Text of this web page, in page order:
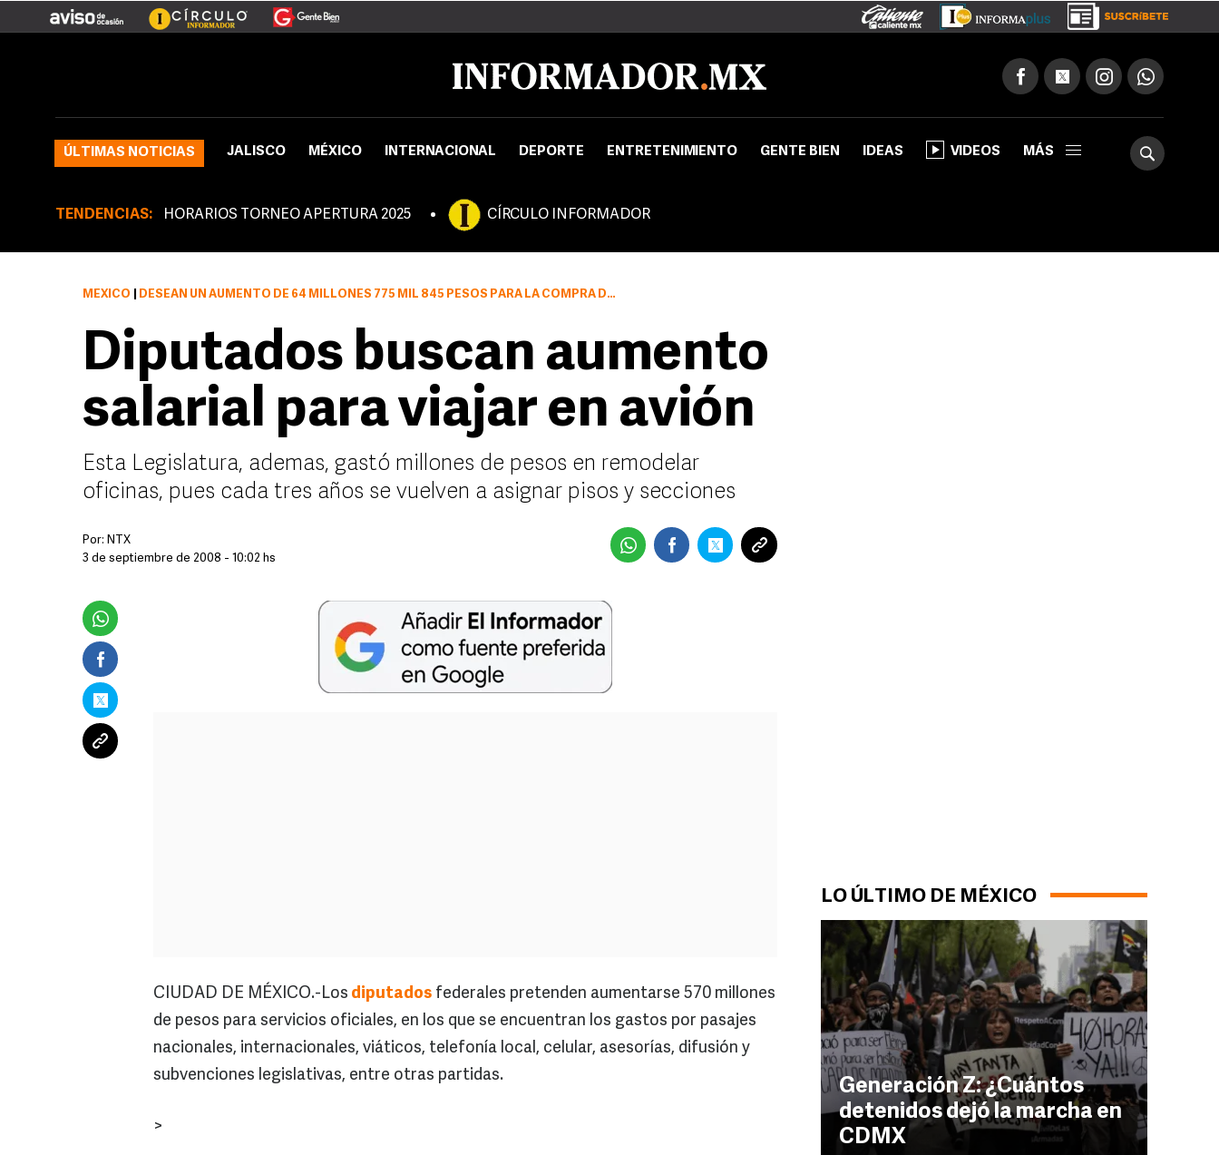
ÚLTIMAS NOTICIAS JALISCO MÉXICO INTERNACIONAL DEPORTE ENTRETENIMIENTO GENTE BIEN IDEAS VIDEOS MÁS
TENDENCIAS: HORARIOS TORNEO APERTURA 2025 CÍRCULO INFORMADOR
LO ÚLTIMO DE MÉXICO
Generación Z: ¿Cuántos
detenidos dejó la marcha en
CDMX
MÉXICO DESEAN UN AUMENTO DE 64 MILLONES 775 MIL 845 PESOS PARA LA COMPRA DE PASAJES AÉREOS
Diputados buscan aumento
salarial para viajar en avión
Esta Legislatura, ademas, gastó millones de pesos en remodelar
oficinas, pues cada tres años se vuelven a asignar pisos y secciones
Por: NTX
3 de septiembre de 2008 - 10:02 hs
CIUDAD DE MÉXICO.-Los diputados federales pretenden aumentarse 570 millones
de pesos para servicios oficiales, en los que se encuentran los gastos por pasajes
nacionales, internacionales, viáticos, telefonía local, celular, asesorías, difusión y
subvenciones legislativas, entre otras partidas.
>